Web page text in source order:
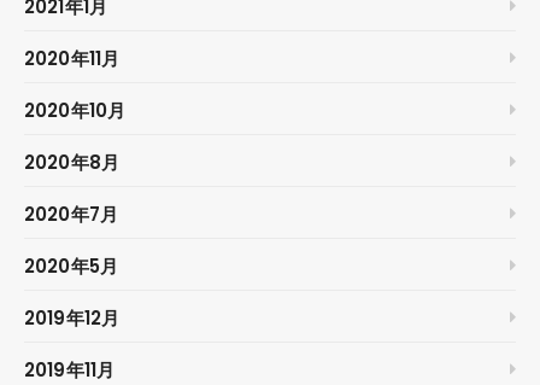
2021年1月
2020年11月
2020年10月
2020年8月
2020年7月
2020年5月
2019年12月
2019年11月